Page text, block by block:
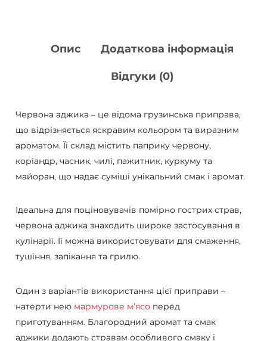
Опис Додаткова інформація
Відгуки (0)
Червона аджика – це відома грузинська приправа,
що відрізняється яскравим кольором та виразним
ароматом. Її склад містить паприку червону,
коріандр, часник, чилі, пажитник, куркуму та
майоран, що надає суміші унікальний смак і аромат.
Ідеальна для поціновувачів помірно гострих страв,
червона аджика знаходить широке застосування в
кулінарії. Її можна використовувати для смаження,
тушіння, запікання та грилю.
Один з варіантів використання цієї приправи –
натерти нею мармурове м’ясо перед
приготуванням. Благородний аромат та смак
аджики додають стравам особливого смаку і